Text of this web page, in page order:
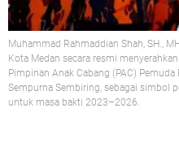
Muhammad Rahmaddian Shah, SH.,
Kota Medan secara resmi
Pimpinan Anak Cabang (PAC)
Sempurna Sembiring, sebagai simbol
untuk masa bakti 2023–2026.